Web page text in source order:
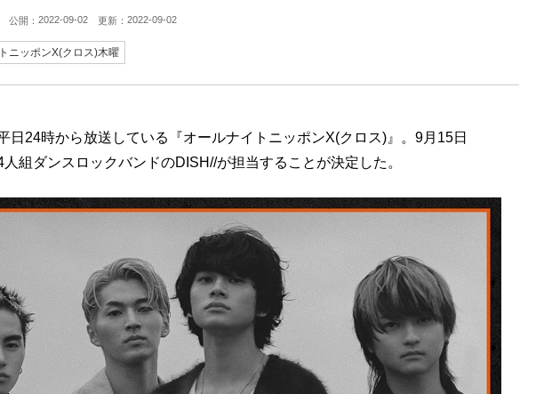
公開： 2022-09-02 更新： 2022-09-02
ニッポンX(クロス)木曜
日24時から放送している『オールナイトニッポンX(クロス)』。9月15日
人組ダンスロックバンドのDISH//が担当することが決定した。